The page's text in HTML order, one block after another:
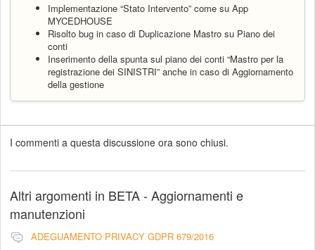
Implementazione “Stato Intervento” come su App
MYCEDHOUSE
Risolto bug in caso di Duplicazione Mastro su Piano dei
conti
Inserimento della spunta sul piano dei conti “Mastro per la
registrazione dei SINISTRI” anche in caso di Aggiornamento
della gestione
I commenti a questa discussione ora sono chiusi.
Altri argomenti in BETA - Aggiornamenti e
manutenzioni
ADEGUAMENTO PRIVACY GDPR 679/2016